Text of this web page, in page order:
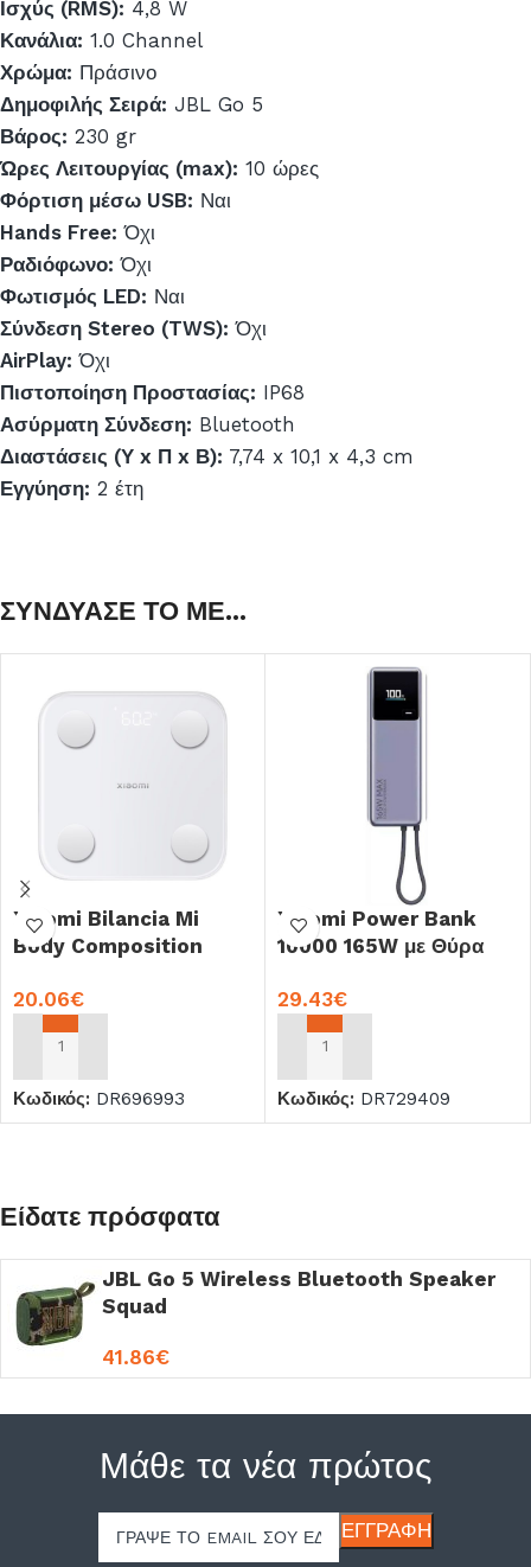
Ισχύς (RMS): 4,8 W
Κανάλια: 1.0 Channel
Χρώμα: Πράσινο
Δημοφιλής Σειρά: JBL Go 5
Βάρος: 230 gr
Ώρες Λειτουργίας (max): 10 ώρες
Φόρτιση μέσω USB: Ναι
Hands Free: Όχι
Ραδιόφωνο: Όχι
Φωτισμός LED: Ναι
Σύνδεση Stereo (TWS): Όχι
AirPlay: Όχι
Πιστοποίηση Προστασίας: IP68
Ασύρματη Σύνδεση: Bluetooth
Διαστάσεις (Υ x Π x Β): 7,74 x 10,1 x 4,3 cm
Εγγύηση: 2 έτη
ΣΥΝΔΥΑΣΕ ΤΟ ΜΕ...
Xiaomi Bilancia Mi
Body Composition
(BHR7793GL)
20.06€
ΠΡΟΣΘΉΚΗ ΣΤΟ ΚΑΛΆΘΙ
Κωδικός: DR696993
Xiaomi Power Bank
10000 165W με Θύρα
29.43€
ΠΡΟΣΘΉΚΗ ΣΤΟ ΚΑΛΆΘΙ
Κωδικός: DR729409
Είδατε πρόσφατα
JBL Go 5 Wireless Bluetooth Speaker
Squad
41.86€
Μάθε τα νέα πρώτος